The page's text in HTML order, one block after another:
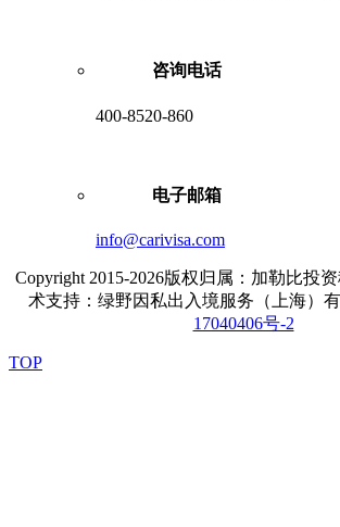
咨询电话
400-8520-860
电子邮箱
info@carivisa.com
Copyright 2015-2026版权归属：加勒比投
术支持：绿野因私出入境服务（上海）
17040406号-2
TOP